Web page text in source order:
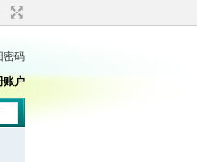
密码
账户